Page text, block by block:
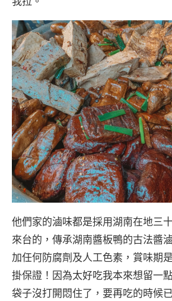
他們家的滷味都是採用湖南在地三
來台的，傳承湖南醬板鴨的古法醬
加任何防腐劑及人工色素，賞味期
掛保證！因為太好吃我本來想留一
袋子沒打開悶住了，要再吃的時候